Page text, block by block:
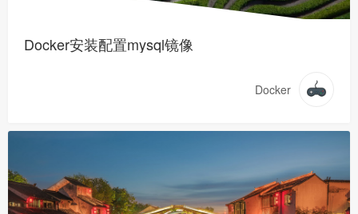
Docker安装配置mysql镜像
Docker